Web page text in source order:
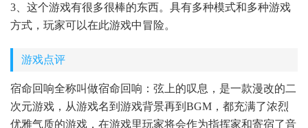
3、这个游戏有很多很棒的东西。具有多种模式和多种游戏
方式，玩家可以在此游戏中冒险。
游戏点评
宿命回响全称叫做宿命回响：弦上的叹息，是一款漫改的二
次元游戏，从游戏名到游戏背景再到BGM，都充满了浓烈
优雅气质的游戏，在游戏里玩家将会作为指挥家和寄宿了音